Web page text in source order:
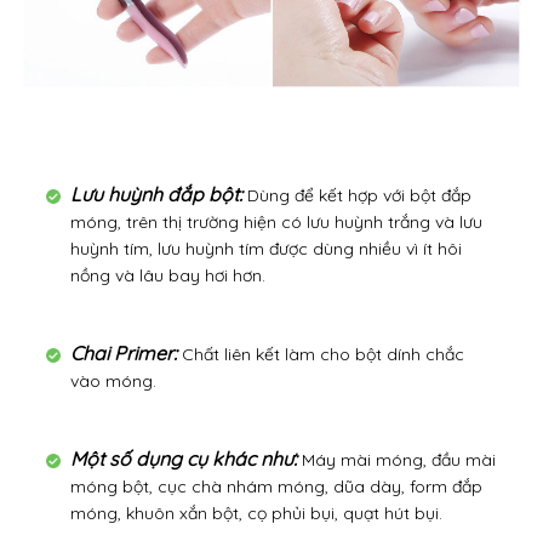
Lưu huỳnh đắp bột:Dùng để kết hợp với bột đắp
móng, trên thị trường hiện có lưu huỳnh trắng và lưu
huỳnh tím, lưu huỳnh tím được dùng nhiều vì ít hôi
nồng và lâu bay hơi hơn.
Chai Primer:Chất liên kết làm cho bột dính chắc
vào móng.
Một số dụng cụ khác như:Máy mài móng, đầu mài
móng bột, cục chà nhám móng, dũa dày, form đắp
móng, khuôn xắn bột, cọ phủi bụi, quạt hút bụi.